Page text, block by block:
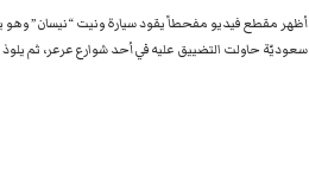
أظهر مقطع فيديو مفحطاً يقود سيارة ونيت “نيسان” وهو
سعوديّة حاولت التضييق عليه في أحد شوارع عرعر، ثم يلوذ